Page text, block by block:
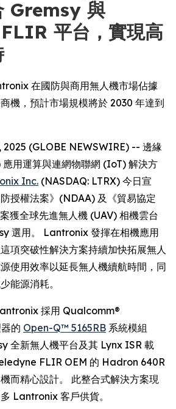
Gremsy 與
平台，實現高
在國防與商用無人機市場佔據
機，預計市場規模將於 2030 年達到
2025 (GLOBE NEWSWIRE) -- 邊緣
用運算與連網物聯網 (IoT) 解決方
Inc. (NASDAQ: LTRX) 今日宣
授權法案》(NDAA) 及《貿易協定
獲全球先進無人機 (UAV) 相機雲台
選用。 Lantronix 發揮在相機應用
項突破性解決方案持續加快拓展無人
使用效率以延長無人機續航時間，同
能源消耗。
採用 Qualcomm®
的 Open-Q™ 5165RB 系統模組
全新無人機平台及其 Lynx ISR 載
FLIR OEM 的 Hadron 640R
而精心設計。 此整合式解決方案現
Lantronix 客戶供貨。